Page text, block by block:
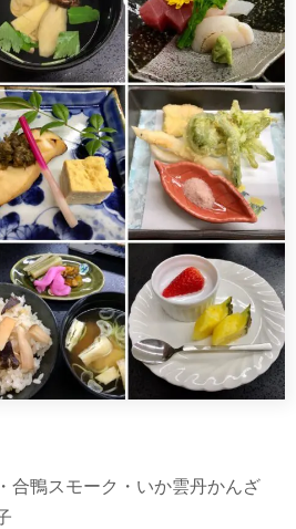
合鴨スモーク・いか雲丹かんざ